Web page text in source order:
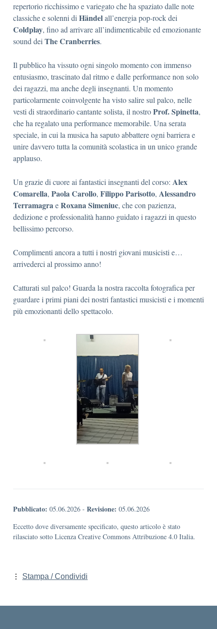
repertorio ricchissimo e variegato che ha spaziato dalle note
classiche e solenni di Händelall’energia pop-rock dei
Coldplay, fino ad arrivare all’indimenticabile ed emozionante
sound dei The Cranberries.
Il pubblico ha vissuto ogni singolo momento con immenso
entusiasmo, trascinato dal ritmo e dalle performance non solo
dei ragazzi, ma anche degli insegnanti. Un momento
particolarmente coinvolgente ha visto salire sul palco, nelle
vesti di straordinario cantante solista, il nostroProf. Spinetta,
che ha regalato una performance memorabile. Una serata
speciale, in cui la musica ha saputo abbattere ogni barriera e
unire davvero tutta la comunità scolastica in un unico grande
applauso.
Un grazie di cuore ai fantastici insegnanti del corso: Alex
Comarella, Paola Carollo, Filippo Parisotto, Alessandro
TerramagraeRoxana Simeniuc, che con pazienza,
dedizione e professionalità hanno guidato i ragazzi in questo
bellissimo percorso.
Complimenti ancora a tutti i nostri giovani musicisti e…
arrivederci al prossimo anno!
Catturati sul palco! Guarda la nostra raccolta fotografica per
guardare i primi piani dei nostri fantastici musicisti e i momenti
più emozionanti dello spettacolo.
Pubblicato: 05.06.2026 - Revisione: 05.06.2026
Eccetto dove diversamente specificato, questo articolo è stato
rilasciato sotto Licenza Creative Commons Attribuzione 4.0 Italia.
Stampa / Condividi